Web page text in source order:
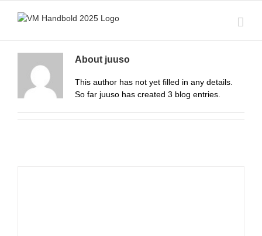
About juuso
This author has not yet filled in any details.
So far juuso has created 3 blog entries.